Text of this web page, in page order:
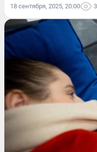
18 сентября, 2025, 20:00